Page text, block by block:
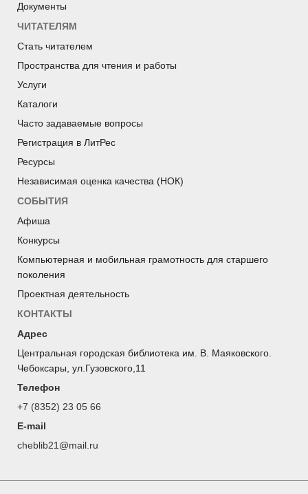
Документы
ЧИТАТЕЛЯМ
Стать читателем
Пространства для чтения и работы
Услуги
Каталоги
Часто задаваемые вопросы
Регистрация в ЛитРес
Ресурсы
Независимая оценка качества (НОК)
СОБЫТИЯ
Афиша
Конкурсы
Компьютерная и мобильная грамотность для старшего
поколения
Проектная деятельность
КОНТАКТЫ
Адрес
Центральная городская библиотека им. В. Маяковского.
Чебоксары, ул.Гузовского,11
Телефон
+7 (8352) 23 05 66
E-mail
cheblib21@mail.ru